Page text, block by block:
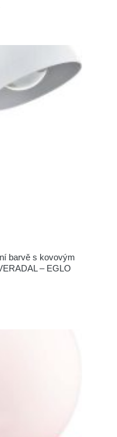
barvě s kovovým
– EGLO